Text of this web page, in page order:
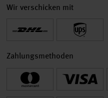
Wir verschicken mit
Zahlungsmethoden